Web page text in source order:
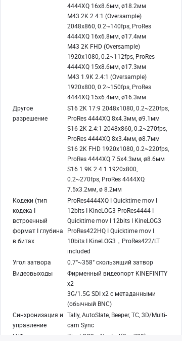
4444XQ 16x8.6мм, ø18.2мм
M43 2K 2.4:1 (Oversample)
2048x860, 0.2~140fps, ProRes
4444XQ 16x6.8мм, ø17.4мм
M43 2K FHD (Oversample)
1920x1080, 0.2~112fps, ProRes
4444XQ 15x8.6мм, ø17.3мм
M43 1.9K 2.4:1 (Oversample)
1920x800, 0.2~150fps, ProRes
4444XQ 15x6.4мм, ø16.3мм
Другое
разрешение
S16 2K 17:9 2048x1080, 0.2~220fps,
ProRes 4444XQ 8x4.3мм, ø9.1мм
S16 2K 2.4:1 2048x860, 0.2~270fps,
ProRes 4444XQ 8x3.4мм, ø8.7мм
S16 2K FHD 1920x1080, 0.2~220fps,
ProRes 4444XQ 7.5x4.3мм, ø8.6мм
S16 1.9K 2.4:1 1920x800,
0.2~270fps, ProRes 4444XQ
7.5x3.2мм, ø 8.2мм
Кодеки (тип
кодека I
встроенный
формат I глубина
в битах
ProRes4444XQ I Quicktime mov I
12bits I KineLOG3 ProRes4444 I
Quicktime mov I 12bits I KineLOG3
ProRes422HQ I Quicktime mov I
10bits I KineLOG3，ProRes422/LT
included
Угол затвора
0.7°~358° скользящий затвор
Видеовыходы
Фирменный видеопорт KINEFINITY
x2
3G/1.5G SDI x2 с метаданными
(обычный BNC)
Синхронизация и
управление
Tally, AutoSlate, Beeper, TC, 3D/Multi-
cam Sync
LUT
KineLOG3，Neutral(Rec 709)，